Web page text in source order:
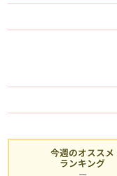
今週のオススメ
ランキング